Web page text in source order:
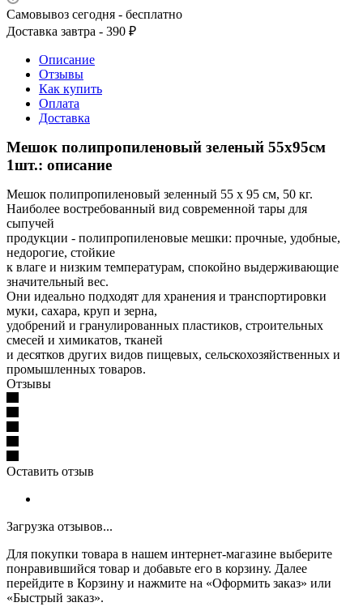
Самовывоз сегодня - бесплатно
Доставка завтра - 390 ₽
Описание
Отзывы
Как купить
Оплата
Доставка
Мешок полипропиленовый зеленый 55х95см
1шт.: описание
Мешок полипропиленовый зеленный 55 х 95 см, 50 кг.
Наиболее востребованный вид современной тары для
сыпучей
продукции - полипропиленовые мешки: прочные, удобные,
недорогие, стойкие
к влаге и низким температурам, спокойно выдерживающие
значительный вес.
Они идеально подходят для хранения и транспортировки
муки, сахара, круп и зерна,
удобрений и гранулированных пластиков, строительных
смесей и химикатов, тканей
и десятков других видов пищевых, сельскохозяйственных и
промышленных товаров.
Отзывы
Оставить отзыв
Загрузка отзывов...
Для покупки товара в нашем интернет-магазине выберите
понравившийся товар и добавьте его в корзину. Далее
перейдите в Корзину и нажмите на «Оформить заказ» или
«Быстрый заказ».